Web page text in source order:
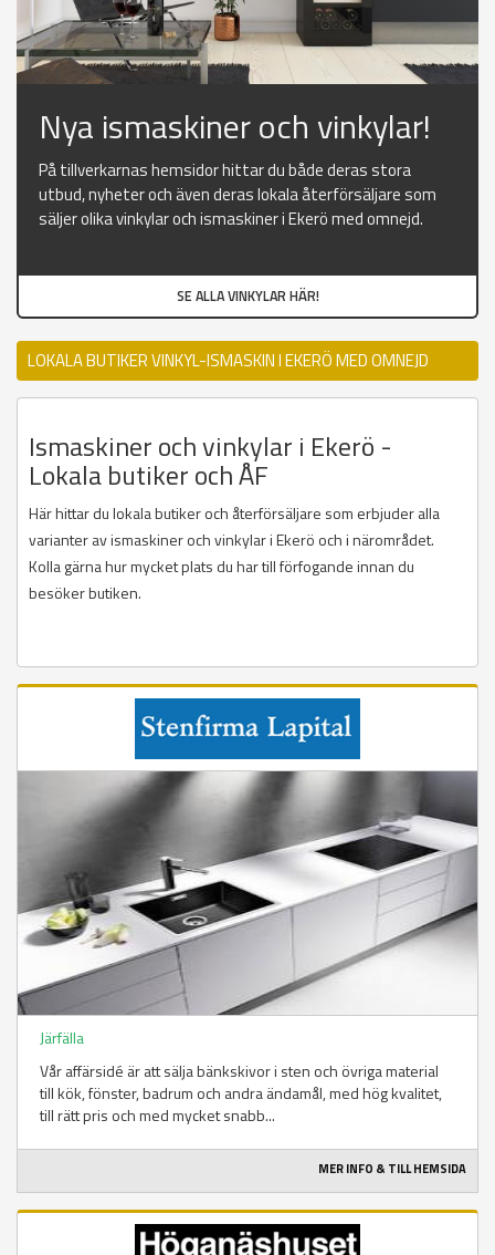
Nya ismaskiner och vinkylar!
På tillverkarnas hemsidor hittar du både deras stora
utbud, nyheter och även deras lokala återförsäljare som
säljer olika vinkylar och ismaskiner i Ekerö med omnejd.
SE ALLA VINKYLAR HÄR!
LOKALA BUTIKER VINKYL-ISMASKIN I EKERÖ MED OMNEJD
Ismaskiner och vinkylar i Ekerö -
Lokala butiker och ÅF
Här hittar du lokala butiker och återförsäljare som erbjuder alla
varianter av ismaskiner och vinkylar i Ekerö och i närområdet.
Kolla gärna hur mycket plats du har till förfogande innan du
besöker butiken.
Järfälla
Vår affärsidé är att sälja bänkskivor i sten och övriga material
till kök, fönster, badrum och andra ändamål, med hög kvalitet,
till rätt pris och med mycket snabb...
MER INFO & TILL HEMSIDA